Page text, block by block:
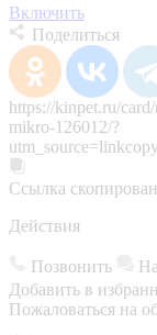
Включить
Поделиться
https://kinpet.ru/
mikro-126012/?
Ссылка
Действия
Позвонить
Добавить в
Пожаловаться на